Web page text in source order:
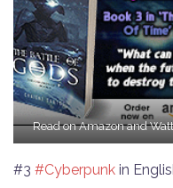
Read on Amazon and
#3 #Cyberpunk in